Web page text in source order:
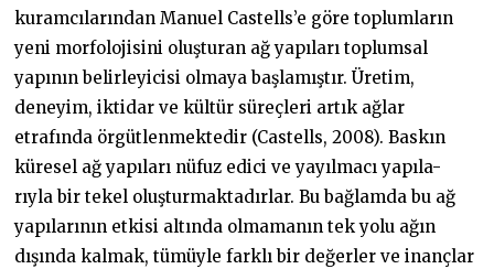
kuramcılarından Manuel Castells’e göre toplumların
yeni morfolojisini oluşturan ağ yapıları toplumsal
yapının belirleyicisi olmaya başlamıştır. Üretim,
deneyim, iktidar ve kültür süreçleri artık ağlar
etrafında örgütlenmektedir (Castells, 2008). Baskın
küresel ağ yapıları nüfuz edici ve yayılmacı yapıla-
rıyla bir tekel oluşturmaktadırlar. Bu bağlamda bu ağ
yapılarının etkisi altında olmamanın tek yolu ağın
dışında kalmak, tümüyle farklı bir değerler ve inançlar